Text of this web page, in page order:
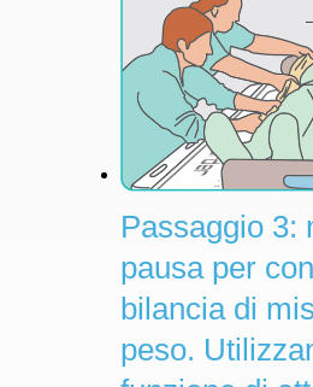
Passaggio 3:
pausa per
bilancia di
peso.